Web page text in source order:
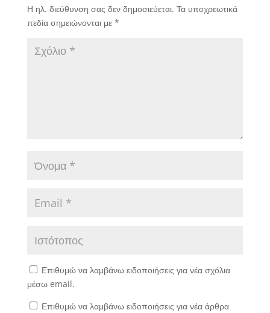
Η ηλ. διεύθυνση σας δεν δημοσιεύεται. Τα υποχρεωτικά
πεδία σημειώνονται με *
Επιθυμώ να λαμβάνω ειδοποιήσεις για νέα σχόλια
μέσω email.
Επιθυμώ να λαμβάνω ειδοποιήσεις για νέα άρθρα